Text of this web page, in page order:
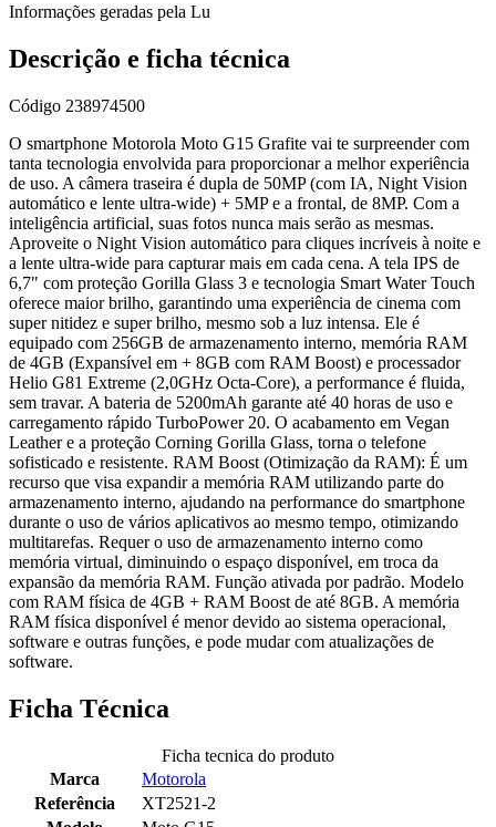
Informações geradas pela Lu
Descrição e ficha técnica
Código 238974500
O smartphone Motorola Moto G15 Grafite vai te surpreender com
tanta tecnologia envolvida para proporcionar a melhor experiência
de uso. A câmera traseira é dupla de 50MP (com IA, Night Vision
automático e lente ultra-wide) + 5MP e a frontal, de 8MP. Com a
inteligência artificial, suas fotos nunca mais serão as mesmas.
Aproveite o Night Vision automático para cliques incríveis à noite e
a lente ultra-wide para capturar mais em cada cena. A tela IPS de
6,7" com proteção Gorilla Glass 3 e tecnologia Smart Water Touch
oferece maior brilho, garantindo uma experiência de cinema com
super nitidez e super brilho, mesmo sob a luz intensa. Ele é
equipado com 256GB de armazenamento interno, memória RAM
de 4GB (Expansível em + 8GB com RAM Boost) e processador
Helio G81 Extreme (2,0GHz Octa-Core), a performance é fluida,
sem travar. A bateria de 5200mAh garante até 40 horas de uso e
carregamento rápido TurboPower 20. O acabamento em Vegan
Leather e a proteção Corning Gorilla Glass, torna o telefone
sofisticado e resistente. RAM Boost (Otimização da RAM): É um
recurso que visa expandir a memória RAM utilizando parte do
armazenamento interno, ajudando na performance do smartphone
durante o uso de vários aplicativos ao mesmo tempo, otimizando
multitarefas. Requer o uso de armazenamento interno como
memória virtual, diminuindo o espaço disponível, em troca da
expansão da memória RAM. Função ativada por padrão. Modelo
com RAM física de 4GB + RAM Boost de até 8GB. A memória
RAM física disponível é menor devido ao sistema operacional,
software e outras funções, e pode mudar com atualizações de
software.
Ficha Técnica
Ficha tecnica do produto
Marca
Motorola
Referência
XT2521-2